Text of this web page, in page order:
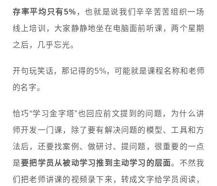
存率平均只有5% ，也就是说我们辛辛苦苦组织一场
线上培训，大家静静地坐在电脑面前听课，两个星期
之后，几乎忘光。
开句玩笑话，那记得的5%，可能就是课程名称和老师
的名字。
恰巧“学习金字塔”也回应前文提到的问题，为什么讲
师开发一门课，除了要有解决问题的模型、工具和方
法后，还要找案例、做研讨、提问题，很重要的一点
是要把学员从被动学习推到主动学习的层面。不然我
们把老师讲课的视频录下来，转成文字给学员阅读，